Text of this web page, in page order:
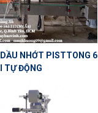
NHỚT PISTTONG 6
TỰ ĐỘNG